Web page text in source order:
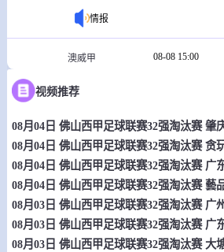
情报
澳威甲 08-08 15:00
本克斯拓城狮队
情报
澳威超 08-08 15:00
曼立联队 0 - 0
情报
视频推荐
08月04日 佛山西甲足球联赛32强淘汰赛 肇
08月04日 佛山西甲足球联赛32强淘汰赛 贪
08月04日 佛山西甲足球联赛32强淘汰赛 广
08月04日 佛山西甲足球联赛32强淘汰赛 藝
08月03日 佛山西甲足球联赛32强淘汰赛 广
08月03日 佛山西甲足球联赛32强淘汰赛 广
08月03日 佛山西甲足球联赛32强淘汰赛 大